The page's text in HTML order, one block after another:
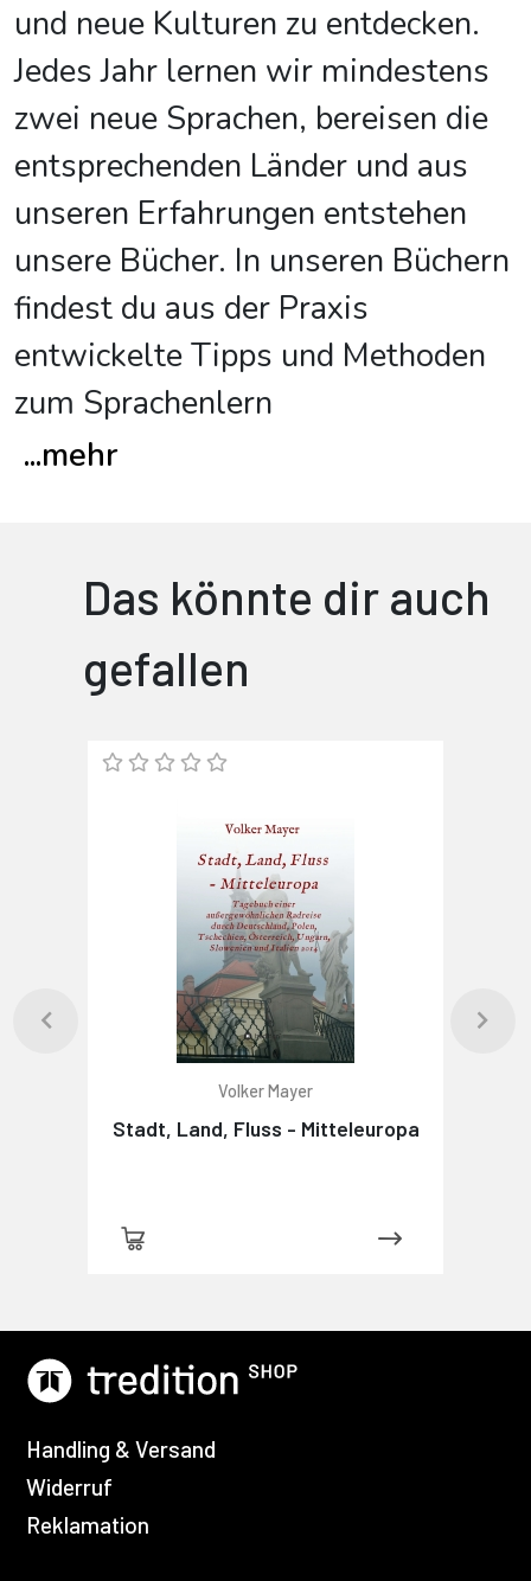
und neue Kulturen zu entdecken.
Jedes Jahr lernen wir mindestens
zwei neue Sprachen, bereisen die
entsprechenden Länder und aus
unseren Erfahrungen entstehen
unsere Bücher. In unseren Büchern
findest du aus der Praxis
entwickelte Tipps und Methoden
zum Sprachenlern
...mehr
Das könnte dir auch
gefallen
Volker Mayer
Stadt, Land, Fluss - Mitteleuropa
Handling & Versand
Widerruf
Reklamation